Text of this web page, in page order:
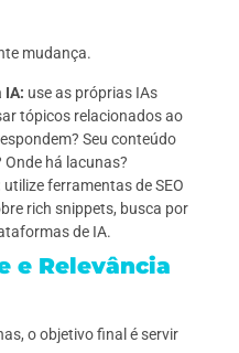
mudança.
IA: use as próprias IAs
tópicos relacionados ao
Seu conteúdo
há lacunas?
utilize ferramentas de SEO
rich snippets, busca por
de IA.
e Relevância
o objetivo final é servir